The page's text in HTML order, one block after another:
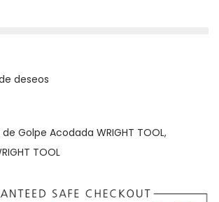
deseos
de Golpe Acodada WRIGHT TOOL,
TOOL